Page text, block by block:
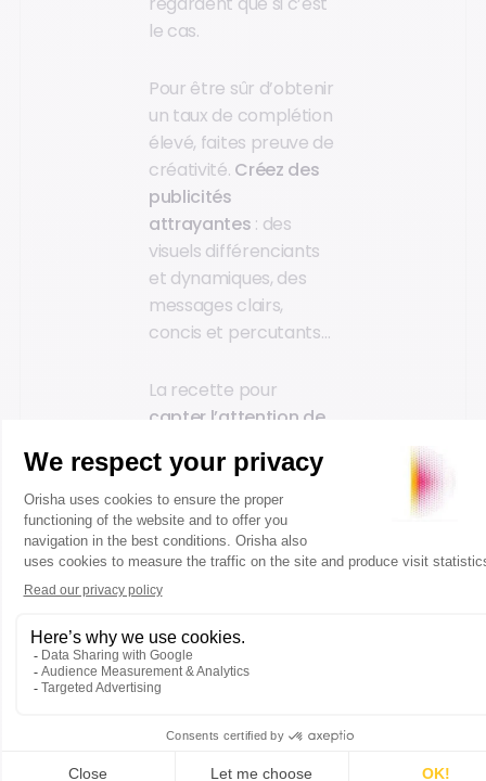
le cas.
Pour être sûr d’obtenir
un taux de complétion
élevé, faites preuve de
créativité. Créez des
publicités
attrayantes : des
visuels différenciants
et dynamiques, des
messages clairs,
concis et percutants…
La recette pour
capter l’attention de
jusqu'à la fin de la
diffusion!
La
contextualisation
des messages
publicitaires
de complétion,
contextualisez les